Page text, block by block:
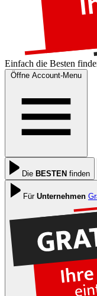
Einfach die Besten
Öffne Account-Menu
Die BESTEN finden
Für Unternehmen